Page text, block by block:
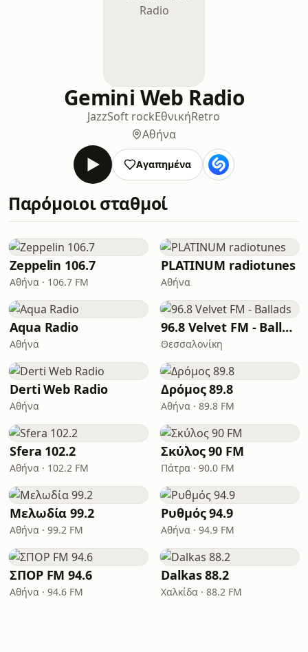
Gemini Web Radio
JazzSoft rockΕθνικήRetro
Αθήνα
Αγαπημένα
Παρόμοιοι σταθμοί
Zeppelin 106.7
Αθήνα · 106.7 FM
PLATINUM radiotunes
Αθήνα
Aqua Radio
Αθήνα
96.8 Velvet FM - Ballads
Θεσσαλονίκη
Derti Web Radio
Αθήνα
Δρόμος 89.8
Αθήνα · 89.8 FM
Sfera 102.2
Αθήνα · 102.2 FM
Σκύλος 90 FM
Πάτρα · 90.0 FM
Μελωδία 99.2
Αθήνα · 99.2 FM
Ρυθμός 94.9
Αθήνα · 94.9 FM
ΣΠΟΡ FM 94.6
Αθήνα · 94.6 FM
Dalkas 88.2
Χαλκίδα · 88.2 FM